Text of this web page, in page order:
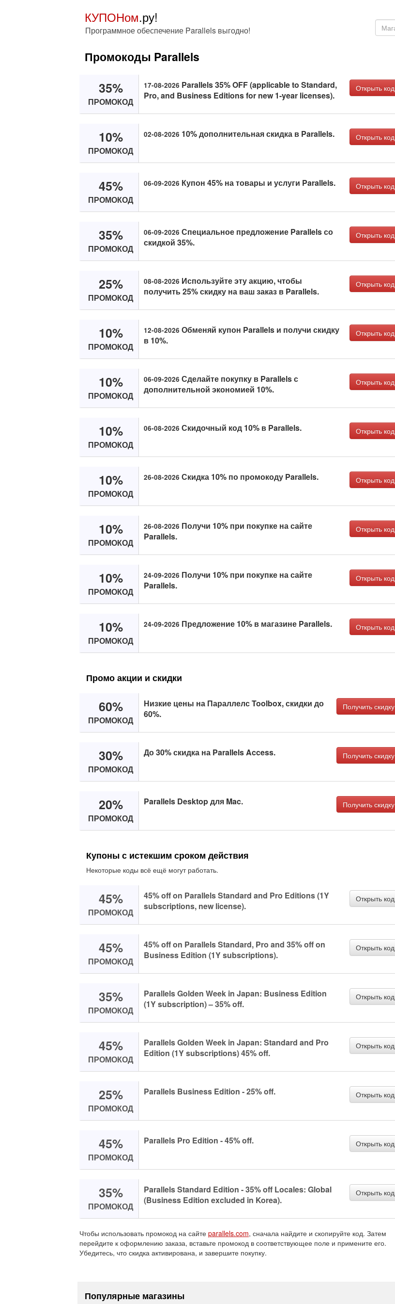
КУПОНом.ру!
Программное обеспечение Parallels выгодно!
Промокоды Parallels
35%
ПРОМОКОД
17-08-2026 Parallels 35% OFF (applicable to Standard,
Pro, and Business Editions for new 1-year licenses).
Открыть код
10%
ПРОМОКОД
02-08-2026 10% дополнительная скидка в Parallels. Открыть код
45%
ПРОМОКОД
06-09-2026 Купон 45% на товары и услуги Parallels. Открыть код
35%
ПРОМОКОД
06-09-2026 Специальное предложение Parallels со
скидкой 35%.
Открыть код
25%
ПРОМОКОД
08-08-2026 Используйте эту акцию, чтобы
получить 25% скидку на ваш заказ в Parallels.
Открыть код
10%
ПРОМОКОД
12-08-2026 Обменяй купон Parallels и получи скидку
в 10%.
Открыть код
10%
ПРОМОКОД
06-09-2026 Сделайте покупку в Parallels с
дополнительной экономией 10%.
Открыть код
10%
ПРОМОКОД
06-08-2026 Скидочный код 10% в Parallels. Открыть код
10%
ПРОМОКОД
26-08-2026 Скидка 10% по промокоду Parallels. Открыть код
10%
ПРОМОКОД
26-08-2026 Получи 10% при покупке на сайте
Parallels.
Открыть код
10%
ПРОМОКОД
24-09-2026 Получи 10% при покупке на сайте
Parallels.
Открыть код
10%
ПРОМОКОД
24-09-2026 Предложение 10% в магазине Parallels. Открыть код
Промо акции и скидки
60%
ПРОМОКОД
Низкие цены на Параллелс Toolbox, скидки до
60%.
Получить скидку
30%
ПРОМОКОД
До 30% скидка на Parallels Access. Получить скидку
20%
ПРОМОКОД
Parallels Desktop для Mac. Получить скидку
Купоны с истекшим сроком действия
Некоторые коды всё ещё могут работать.
45%
ПРОМОКОД
45% off on Parallels Standard and Pro Editions (1Y
subscriptions, new license).
Открыть код
45%
ПРОМОКОД
45% off on Parallels Standard, Pro and 35% off on
Business Edition (1Y subscriptions).
Открыть код
35%
ПРОМОКОД
Parallels Golden Week in Japan: Business Edition
(1Y subscription) – 35% off.
Открыть код
45%
ПРОМОКОД
Parallels Golden Week in Japan: Standard and Pro
Edition (1Y subscriptions) 45% off.
Открыть код
25%
ПРОМОКОД
Parallels Business Edition - 25% off. Открыть код
45%
ПРОМОКОД
Parallels Pro Edition - 45% off. Открыть код
35%
ПРОМОКОД
Parallels Standard Edition - 35% off Locales: Global
(Business Edition excluded in Korea).
Открыть код
Чтобы использовать промокод на сайте parallels.com, сначала найдите и скопируйте код. Затем
перейдите к оформлению заказа, вставьте промокод в соответствующее поле и примените его.
Убедитесь, что скидка активирована, и завершите покупку.
Популярные магазины